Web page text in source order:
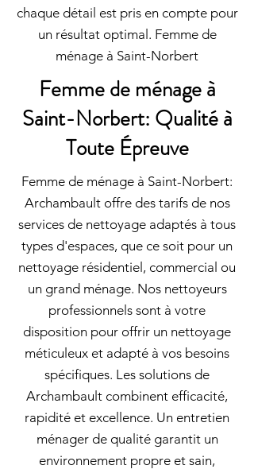
chaque détail est pris en compte pour
un résultat optimal. Femme de
ménage à Saint-Norbert
Femme de ménage à
Saint-Norbert: Qualité à
Toute Épreuve
Femme de ménage à Saint-Norbert:
Archambault offre des tarifs de nos
services de nettoyage adaptés à tous
types d'espaces, que ce soit pour un
nettoyage résidentiel, commercial ou
un grand ménage. Nos nettoyeurs
professionnels sont à votre
disposition pour offrir un nettoyage
méticuleux et adapté à vos besoins
spécifiques. Les solutions de
Archambault combinent efficacité,
rapidité et excellence. Un entretien
ménager de qualité garantit un
environnement propre et sain,